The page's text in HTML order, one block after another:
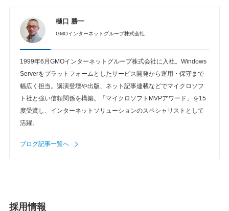
樋口 勝一
GMOインターネットグループ株式会社
1999年6月GMOインターネットグループ株式会社に入社。Windows
Serverをプラットフォームとしたサービス開発から運用・保守まで
幅広く担当。講演登壇や出版、ネット記事連載などでマイクロソフ
ト社と強い信頼関係を構築。「マイクロソフトMVPアワード」を15
度受賞し、インターネットソリューションのスペシャリストとして
活躍。
ブログ記事一覧へ
採用情報